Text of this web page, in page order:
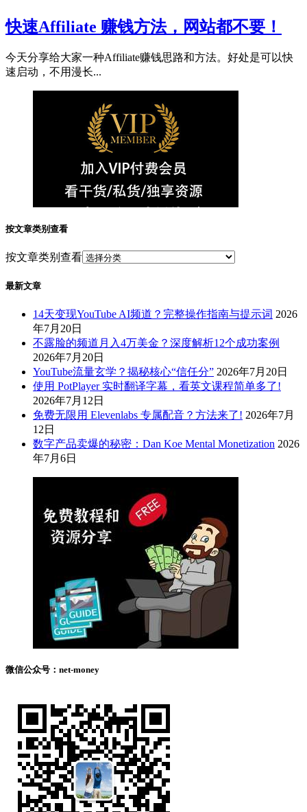
快速Affiliate 赚钱方法，网站都不要！
今天分享给大家一种Affiliate赚钱思路和方法。好处是可以快
速启动，不用漫长...
按文章类别查看
按文章类别查看
最新文章
14天变现YouTube AI频道？完整操作指南与提示词 2026
年7月20日
不露脸的频道月入4万美金？深度解析12个成功案例
2026年7月20日
YouTube流量玄学？揭秘核心“信任分” 2026年7月20日
使用 PotPlayer 实时翻译字幕，看英文课程简单多了!
2026年7月12日
免费无限用 Elevenlabs 专属配音？方法来了! 2026年7月
12日
数字产品卖爆的秘密：Dan Koe Mental Monetization 2026
年7月6日
微信公众号：net-money